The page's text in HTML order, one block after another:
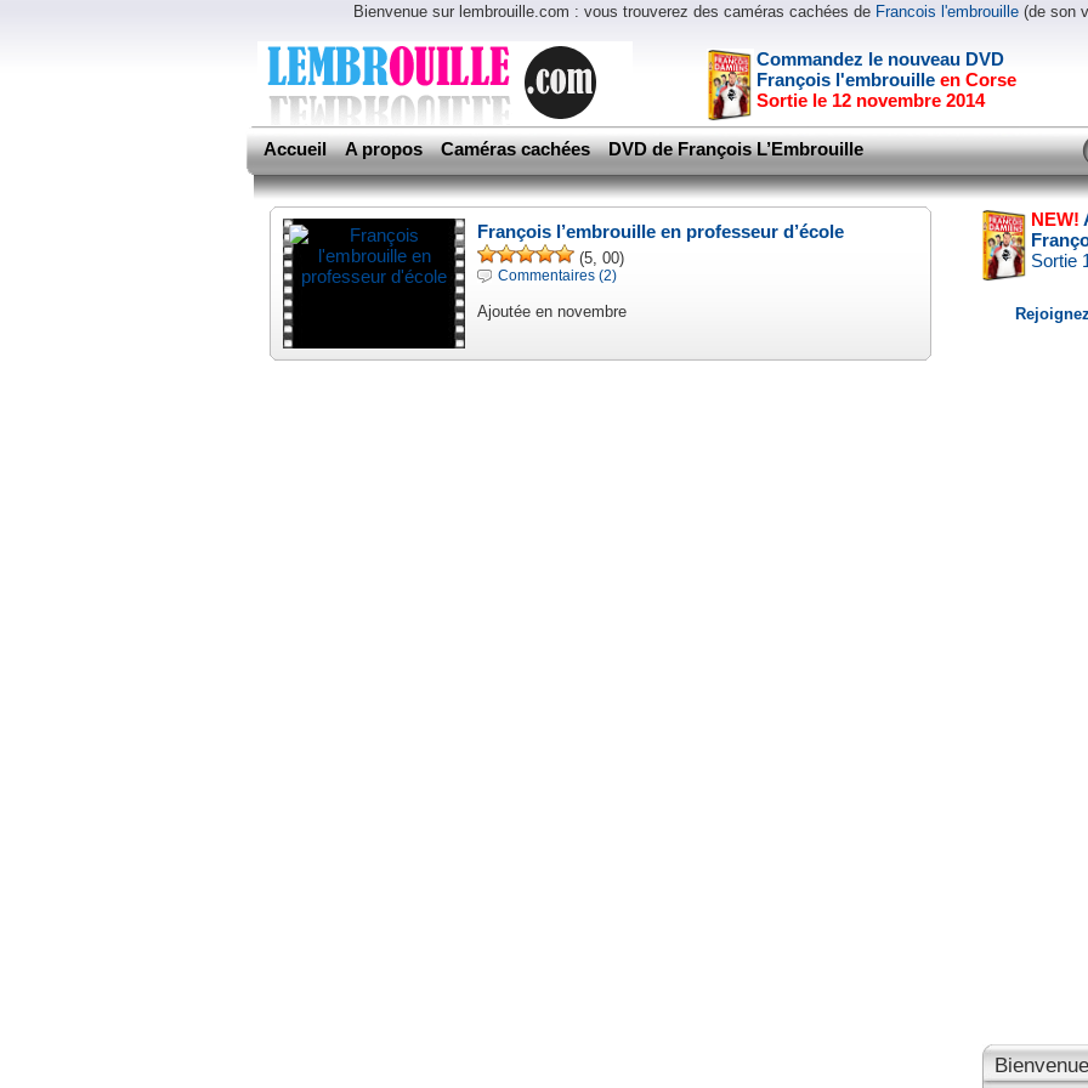
Bienvenue sur lembrouille.com : vous trouverez des caméras cachées de Francois l'embrouille (de son
Commandez le nouveau DVD
François l'embrouille en Corse
Sortie le 12 novembre 2014
Accueil A propos Caméras cachées DVD de François L’Embrouille
François l’embrouille en professeur d’école
(5, 00)
Commentaires (2)
Ajoutée en novembre
NEW!
Sortie